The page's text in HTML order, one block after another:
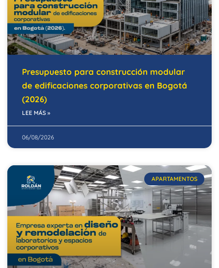
Presupuesto para construcción modular
de edificaciones corporativas en Bogotá
(2026)
LEE MÁS »
06/08/2026
APARTAMENTOS